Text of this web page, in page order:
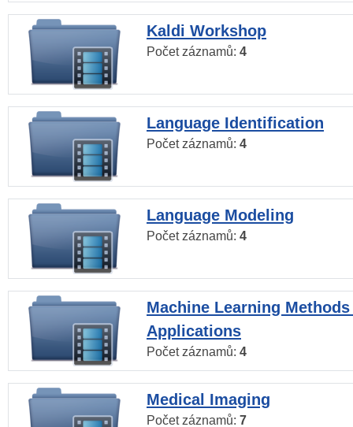
Kaldi Workshop
Počet záznamů: 4
Language Identification
Počet záznamů: 4
Language Modeling
Počet záznamů: 4
Machine Learning
Applications
Počet záznamů: 4
Medical Imaging
Počet záznamů: 7